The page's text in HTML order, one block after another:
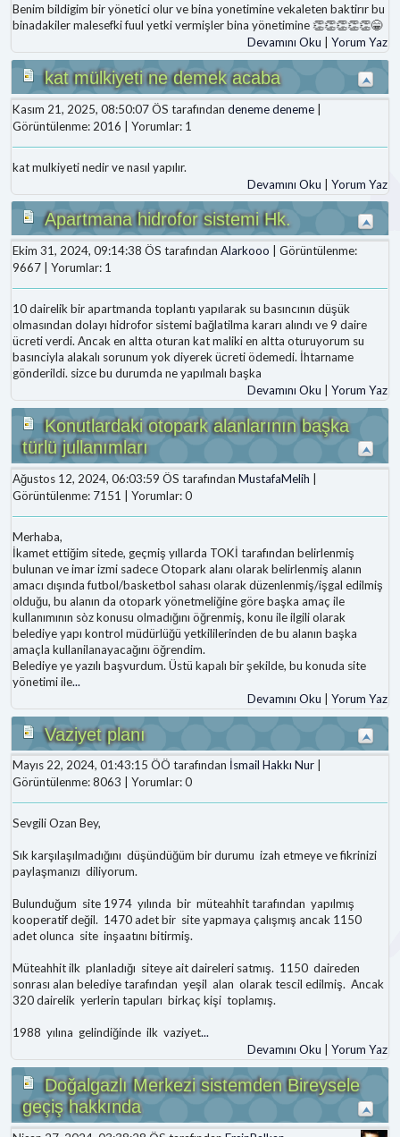
Benim bildigim bir yönetici olur ve bina yonetimine vekaleten baktirır bu
binadakiler malesefki fuul yetki vermişler bina yönetimine 👏👏👏👏👏😁
Devamını Oku
Yorum Yaz
kat mülkiyeti ne demek acaba
Kasım 21, 2025, 08:50:07 ÖS tarafından deneme deneme |
Görüntülenme: 2016 | Yorumlar: 1
kat mulkiyeti nedir ve nasıl yapılır.
Devamını Oku | Yorum Yaz
Apartmana hidrofor sistemi Hk.
Ekim 31, 2024, 09:14:38 ÖS tarafından Alarkooo | Görüntülenme:
9667 | Yorumlar: 1
10 dairelik bir apartmanda toplantı yapılarak su basıncının düşük
olmasından dolayı hidrofor sistemi bağlatilma kararı alındı ve 9 daire
ücreti verdi. Ancak en altta oturan kat maliki en altta oturuyorum su
basınciyla alakalı sorunum yok diyerek ücreti ödemedi. İhtarname
gönderildi. sizce bu durumda ne yapılmalı başka
Devamını Oku
Yorum Yaz
Konutlardaki otopark alanlarının başka
türlü jullanımları
Ağustos 12, 2024, 06:03:59 ÖS tarafından MustafaMelih
Görüntülenme: 7151 | Yorumlar: 0
Merhaba,
İkamet ettiğim sitede, geçmiş yıllarda TOKİ tarafından belirlenmiş
bulunan ve imar izmi sadece Otopark alanı olarak belirlenmiş alanın
amacı dışında futbol/basketbol sahası olarak düzenlenmiş/işgal edilmiş
olduğu, bu alanın da otopark yönetmeliğine göre başka amaç ile
kullanımının sòz konusu olmadığını öğrenmiş, konu ile ilgili olarak
belediye yapı kontrol müdürlüğü yetkililerinden de bu alanın başka
amaçla kullanilanayacağını öğrendim.
Belediye ye yazılı başvurdum. Üstü kapalı bir şekilde, bu konuda site
yönetimi ile...
Devamını Oku
Yorum Yaz
Vaziyet planı
Mayıs 22, 2024, 01:43:15 ÖÖ tarafından İsmail Hakkı Nur
Görüntülenme: 8063 | Yorumlar: 0
Sevgili Ozan Bey,
Sık karşılaşılmadığını düşündüğüm bir durumu izah etmeye ve fikrinizi
paylaşmanızı diliyorum.
Bulunduğum site 1974 yılında bir müteahhit tarafından yapılmış
kooperatif değil. 1470 adet bir site yapmaya çalışmış ancak 1150
adet olunca site inşaatını bitirmiş.
Müteahhit ilk planladığı siteye ait daireleri satmış. 1150 daireden
sonrası alan belediye tarafından yeşil alan olarak tescil edilmiş. Ancak
320 dairelik yerlerin tapuları birkaç kişi toplamış.
1988 yılına gelindiğinde ilk vaziyet...
Devamını Oku
Yorum Yaz
Doğalgazlı Merkezi sistemden Bireysele
geçiş hakkında